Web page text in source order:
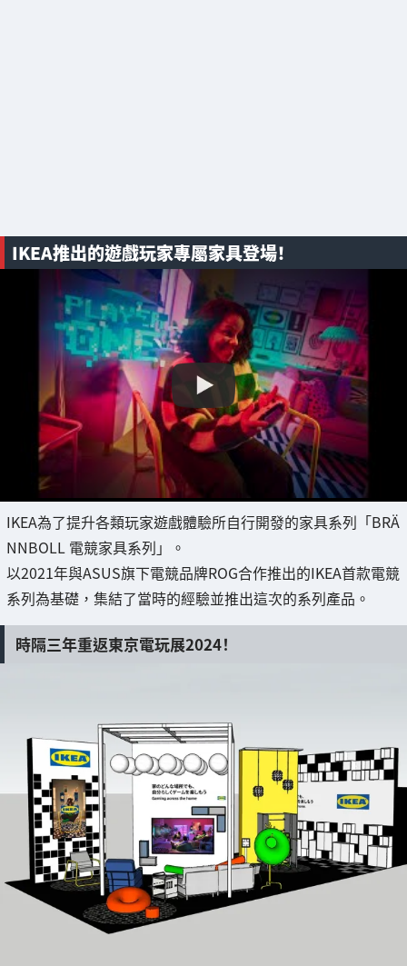
IKEA推出的遊戲玩家專屬家具登場！
IKEA為了提升各類玩家遊戲體驗所自行開發的家具系列「BRÄ
NNBOLL 電競家具系列」。
以2021年與ASUS旗下電競品牌ROG合作推出的IKEA首款電競
系列為基礎，集結了當時的經驗並推出這次的系列產品。
時隔三年重返東京電玩展2024！